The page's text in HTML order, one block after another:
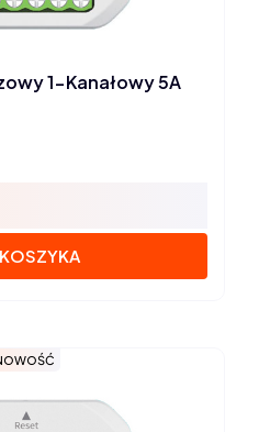
1-Kanałowy 5A